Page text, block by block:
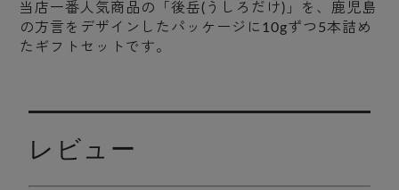
当店一番人気商品の「後岳(うしろだけ)」を、鹿児島
の方言をデザインしたパッケージに10gずつ5本詰め
たギフトセットです。
レビュー